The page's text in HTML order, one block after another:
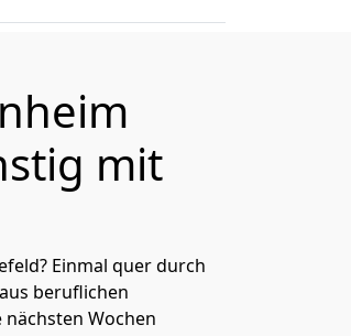
mit
Einmal quer durch
beruflichen
Wochen